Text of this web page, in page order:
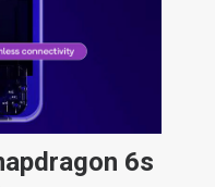
6s